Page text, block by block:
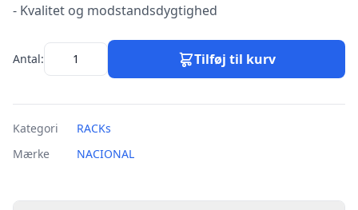
- Kvalitet og modstandsdygtighed
Antal: Tilføj til kurv
Kategori
RACKs
Mærke
NACIONAL